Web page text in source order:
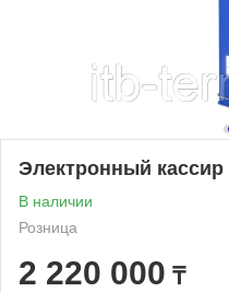
Электронный
В наличии
Розница
2 220 000 ₸